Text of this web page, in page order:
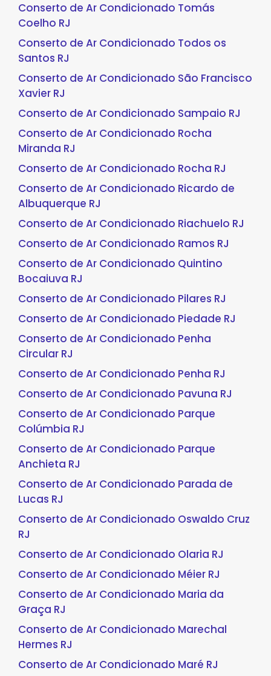
Conserto de Ar Condicionado Tomás
Coelho RJ
Conserto de Ar Condicionado Todos os
Santos RJ
Conserto de Ar Condicionado São Francisco
Xavier RJ
Conserto de Ar Condicionado Sampaio RJ
Conserto de Ar Condicionado Rocha
Miranda RJ
Conserto de Ar Condicionado Rocha RJ
Conserto de Ar Condicionado Ricardo de
Albuquerque RJ
Conserto de Ar Condicionado Riachuelo RJ
Conserto de Ar Condicionado Ramos RJ
Conserto de Ar Condicionado Quintino
Bocaiuva RJ
Conserto de Ar Condicionado Pilares RJ
Conserto de Ar Condicionado Piedade RJ
Conserto de Ar Condicionado Penha
Circular RJ
Conserto de Ar Condicionado Penha RJ
Conserto de Ar Condicionado Pavuna RJ
Conserto de Ar Condicionado Parque
Colúmbia RJ
Conserto de Ar Condicionado Parque
Anchieta RJ
Conserto de Ar Condicionado Parada de
Lucas RJ
Conserto de Ar Condicionado Oswaldo Cruz
RJ
Conserto de Ar Condicionado Olaria RJ
Conserto de Ar Condicionado Méier RJ
Conserto de Ar Condicionado Maria da
Graça RJ
Conserto de Ar Condicionado Marechal
Hermes RJ
Conserto de Ar Condicionado Maré RJ